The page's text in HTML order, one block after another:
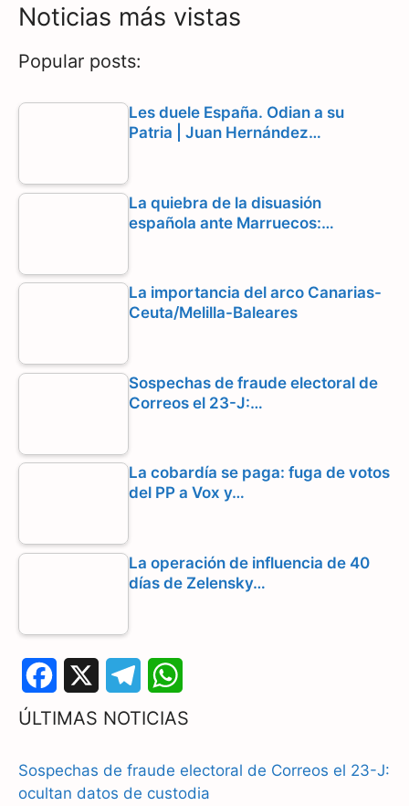
o
o
r
a
A
p
Noticias más vistas
Popular posts:
Les duele España. Odian a su
Patria | Juan Hernández…
La quiebra de la disuasión
española ante Marruecos:…
La importancia del arco Canarias-
Ceuta/Melilla-Baleares
Sospechas de fraude electoral de
Correos el 23-J:…
La cobardía se paga: fuga de votos
del PP a Vox y…
La operación de influencia de 40
días de Zelensky…
a
e
e
e
h
t
ÚLTIMAS NOTICIAS
Sospechas de fraude electoral de Correos el 23-J:
ocultan datos de custodia